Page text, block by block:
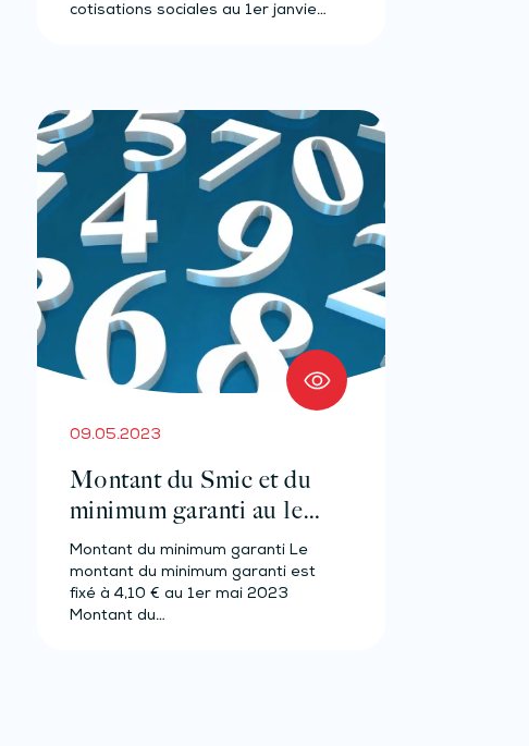
cotisations sociales au 1er janvier
09.05.2023
Montant du Smic et du
minimum garanti au 1er
mai 2023
Montant du minimum garanti Le
montant du minimum garanti est
fixé à 4,10 € au 1er mai 2023
Montant du…